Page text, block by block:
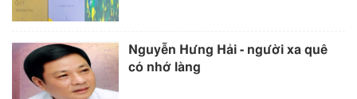
Nguyễn Hưng Hải - người xa quê
có nhớ làng